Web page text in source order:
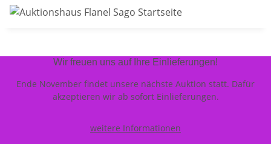
Wir freuen uns auf Ihre Einlieferungen!
Ende November findet unsere nächste Auktion statt. Dafür
akzeptieren wir ab sofort Einlieferungen.
weitere Informationen